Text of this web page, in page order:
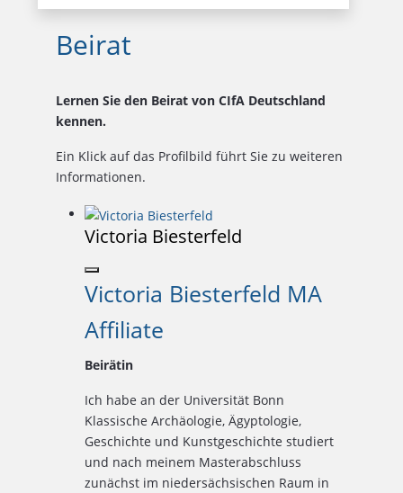
Beirat
Lernen Sie den Beirat von CIfA Deutschland
kennen.
Ein Klick auf das Profilbild führt Sie zu weiteren
Informationen.
Victoria Biesterfeld
Victoria Biesterfeld MA
Affiliate
Beirätin
Ich habe an der Universität Bonn
Klassische Archäologie, Ägyptologie,
Geschichte und Kunstgeschichte studiert
und nach meinem Masterabschluss
zunächst im niedersächsischen Raum in